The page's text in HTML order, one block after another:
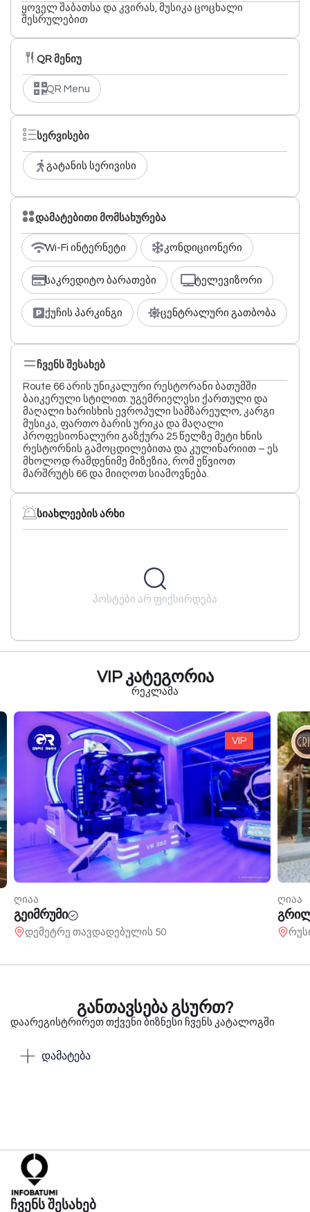
ყოველ შაბათსა და კვირას, მუსიკა ცოცხალი
შესრულებით
QR მენიუ
QR Menu
სერვისები
გატანის სერივისი
დამატებითი მომსახურება
Wi-Fi ინტერნეტი კონდიციონერი
საკრედიტო ბარათები ტელევიზორი
ქუჩის პარკინგი ცენტრალური გათბობა
ჩვენს შესახებ
Route 66 არის უნიკალური რესტორანი ბათუმში
ბაიკერული სტილით. უგემრიელესი ქართული და
მაღალი ხარისხის ევროპული სამზარეულო, კარგი
მუსიკა, ფართო ბარის ურიკა და მაღალი
პროფესიონალური გაზქურა 25 წელზე მეტი ხნის
რესტორნის გამოცდილებითა და კულინარიით – ეს
მხოლოდ რამდენიმე მიზეზია, რომ ეწვიოთ
მარშრუტს 66 და მიიღოთ სიამოვნება.
სიახლეების არხი
პოსტები არ ფიქსირდება
VIP კატეგორია
რეკლამა
VIP
ღიაა
გეიმრუმი
დემეტრე თავდადებულის 50
ღიაა
განთავსება გსურთ?
დაარეგისტრირეთ თქვენი ბიზნესი ჩვენს კატალოგში
დამატება
ჩვენს შესახებ